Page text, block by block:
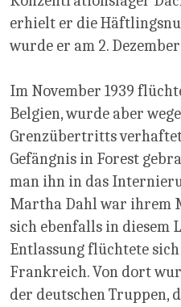
erhielt er die
wurde er am 2. Dezember
Im November 1939
Belgien, wurde aber
Grenzübertritts
Gefängnis in Forest
man ihn in das
Martha Dahl war ihrem
sich ebenfalls in diesem
Entlassung flüchtete
Frankreich. Von dort
der deutschen Truppen,